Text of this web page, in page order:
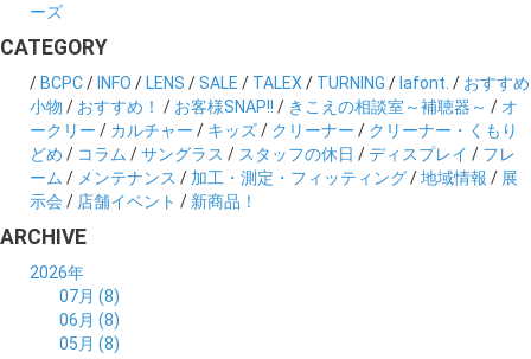
ーズ
CATEGORY
/ BCPC/ INFO / LENS /SALE / TALEX / TURNING / lafont. / おすすめ
小物 / おすすめ！ / お客様SNAP!! / きこえの相談室～補聴器～ / オ
ークリー / カルチャー / キッズ/ クリーナー / クリーナー・くもり
どめ / コラム /サングラス / スタッフの休日 /ディスプレイ / フレ
ーム / メンテナンス / 加工・測定・フィッティング/地域情報 / 展
示会 / 店舗イベント / 新商品！
ARCHIVE
2026年
07月 (8)
06月 (8)
05月 (8)